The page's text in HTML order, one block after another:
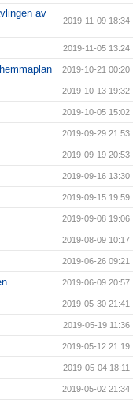
av
2019-11-09 18:34
2019-11-05 13:24
2019-10-21 00:20
2019-10-13 19:32
2019-10-05 15:02
2019-09-29 21:53
2019-09-19 20:53
2019-09-16 13:30
2019-09-15 19:59
2019-09-08 19:06
2019-08-09 10:17
2019-06-26 09:21
2019-06-09 20:57
2019-05-30 21:41
2019-05-19 11:36
2019-05-12 21:19
2019-05-04 18:11
2019-05-02 21:34